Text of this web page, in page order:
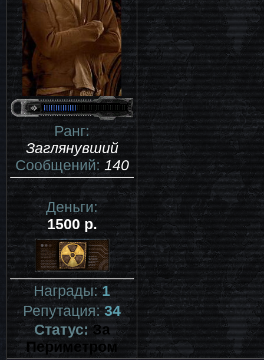
Ранг:
Заглянувший
Сообщений:140
Деньги:
1500 р.
Награды:1
Репутация:34
Статус:За
Периметром